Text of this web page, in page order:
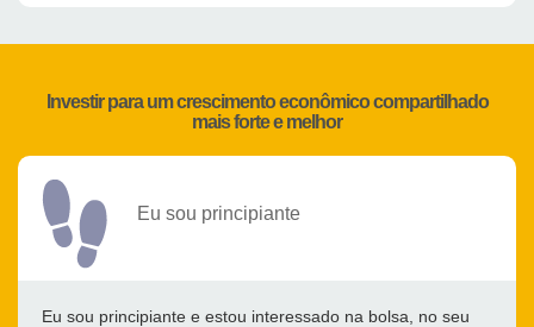
Investir para um crescimento econômico compartilhado
mais forte e melhor
Eu sou principiante
Eu sou principiante e estou interessado na bolsa, no seu